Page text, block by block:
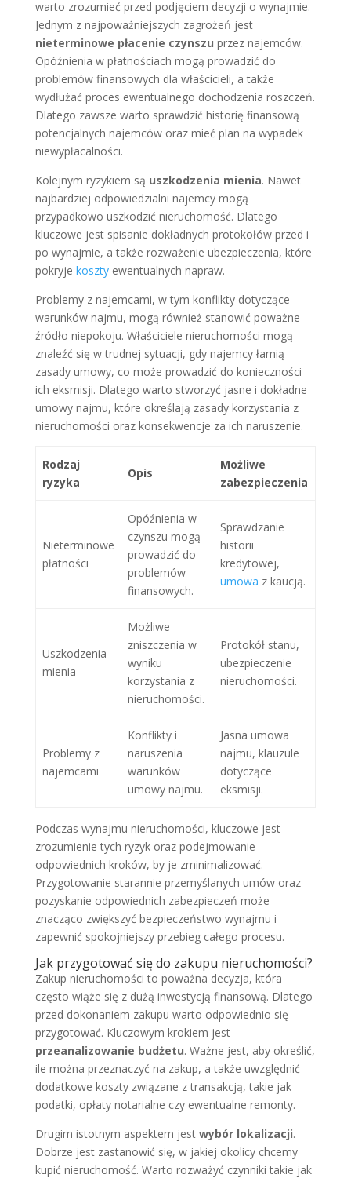
warto zrozumieć przed podjęciem decyzji o wynajmie.
Jednym z najpoważniejszych zagrożeń jest
nieterminowe płacenie czynszu przez najemców.
Opóźnienia w płatnościach mogą prowadzić do
problemów finansowych dla właścicieli, a także
wydłużać proces ewentualnego dochodzenia roszczeń.
Dlatego zawsze warto sprawdzić historię finansową
potencjalnych najemców oraz mieć plan na wypadek
niewypłacalności.
Kolejnym ryzykiem są uszkodzenia mienia. Nawet
najbardziej odpowiedzialni najemcy mogą
przypadkowo uszkodzić nieruchomość. Dlatego
kluczowe jest spisanie dokładnych protokołów przed i
po wynajmie, a także rozważenie ubezpieczenia, które
pokryje kosztyewentualnych napraw.
Problemy z najemcami, w tym konflikty dotyczące
warunków najmu, mogą również stanowić poważne
źródło niepokoju. Właściciele nieruchomości mogą
znaleźć się w trudnej sytuacji, gdy najemcy łamią
zasady umowy, co może prowadzić do konieczności
ich eksmisji. Dlatego warto stworzyć jasne i dokładne
umowy najmu, które określają zasady korzystania z
nieruchomości oraz konsekwencje za ich naruszenie.
Rodzaj
ryzyka
Opis
Możliwe
zabezpieczenia
Nieterminowe
płatności
Opóźnienia w
czynszu mogą
prowadzić do
problemów
finansowych.
Sprawdzanie
historii
kredytowej,
umowa z kaucją.
Uszkodzenia
mienia
Możliwe
zniszczenia w
wyniku
korzystania z
nieruchomości.
Protokół stanu,
ubezpieczenie
nieruchomości.
Problemy z
najemcami
Konflikty i
naruszenia
warunków
umowy najmu.
Jasna umowa
najmu, klauzule
dotyczące
eksmisji.
Podczas wynajmu nieruchomości, kluczowe jest
zrozumienie tych ryzyk oraz podejmowanie
odpowiednich kroków, by je zminimalizować.
Przygotowanie starannie przemyślanych umów oraz
pozyskanie odpowiednich zabezpieczeń może
znacząco zwiększyć bezpieczeństwo wynajmu i
zapewnić spokojniejszy przebieg całego procesu.
Jak przygotować się do zakupu nieruchomości?
Zakup nieruchomości to poważna decyzja, która
często wiąże się z dużą inwestycją finansową. Dlatego
przed dokonaniem zakupu warto odpowiednio się
przygotować. Kluczowym krokiem jest
przeanalizowanie budżetu. Ważne jest, aby określić,
ile można przeznaczyć na zakup, a także uwzględnić
dodatkowe koszty związane z transakcją, takie jak
podatki, opłaty notarialne czy ewentualne remonty.
Drugim istotnym aspektem jest wybór lokalizacji.
Dobrze jest zastanowić się, w jakiej okolicy chcemy
kupić nieruchomość. Warto rozważyć czynniki takie jak